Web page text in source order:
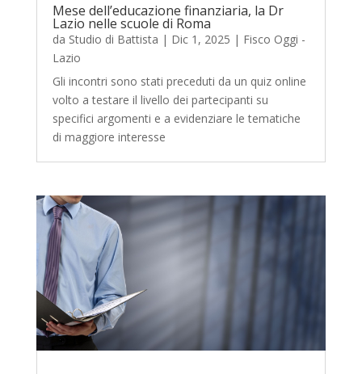
Mese dell’educazione finanziaria, la Dr
Lazio nelle scuole di Roma
da Studio di Battista | Dic 1, 2025 | Fisco Oggi -
Lazio
Gli incontri sono stati preceduti da un quiz online
volto a testare il livello dei partecipanti su
specifici argomenti e a evidenziare le tematiche
di maggiore interesse